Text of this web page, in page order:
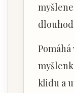
klidu a